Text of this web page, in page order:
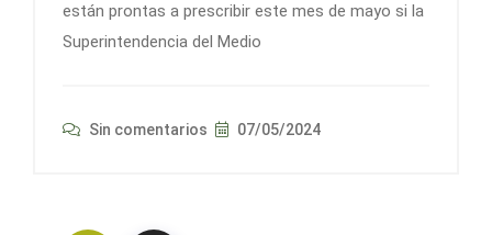
están prontas a prescribir este mes de mayo si la
Superintendencia del Medio
Sin comentarios 07/05/2024